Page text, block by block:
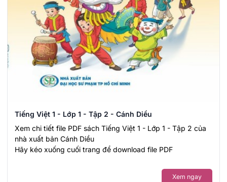
Tiếng Việt 1 - Lớp 1 - Tập 2 - Cánh Diều
Xem chi tiết file PDF sách Tiếng Việt 1 - Lớp 1 - Tập 2 của
nhà xuất bản Cánh Diều
Hãy kéo xuống cuối trang để download file PDF
Xem ngay